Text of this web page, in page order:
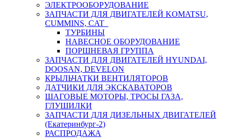
ЭЛЕКТРООБОРУДОВАНИЕ
ЗАПЧАСТИ ДЛЯ ДВИГАТЕЛЕЙ KOMATSU,
CUMMINS, CAT
ТУРБИНЫ
НАВЕСНОЕ ОБОРУДОВАНИЕ
ПОРШНЕВАЯ ГРУППА
ЗАПЧАСТИ ДЛЯ ДВИГАТЕЛЕЙ HYUNDAI,
DOOSAN, DEVELON
КРЫЛЬЧАТКИ ВЕНТИЛЯТОРОВ
ДАТЧИКИ ДЛЯ ЭКСКАВАТОРОВ
ШАГОВЫЕ МОТОРЫ, ТРОСЫ ГАЗА,
ГЛУШИЛКИ
ЗАПЧАСТИ ДЛЯ ДИЗЕЛЬНЫХ ДВИГАТЕЛЕЙ
(Екатеринбург-2)
РАСПРОДАЖА